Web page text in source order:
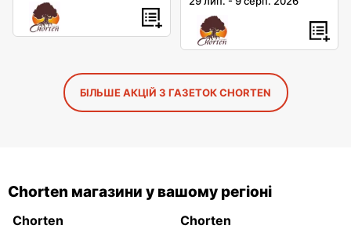
БІЛЬШЕ АКЦІЙ З ГАЗЕТОК CHORTEN
Chorten магазини у вашому регіоні
Chorten Chorten